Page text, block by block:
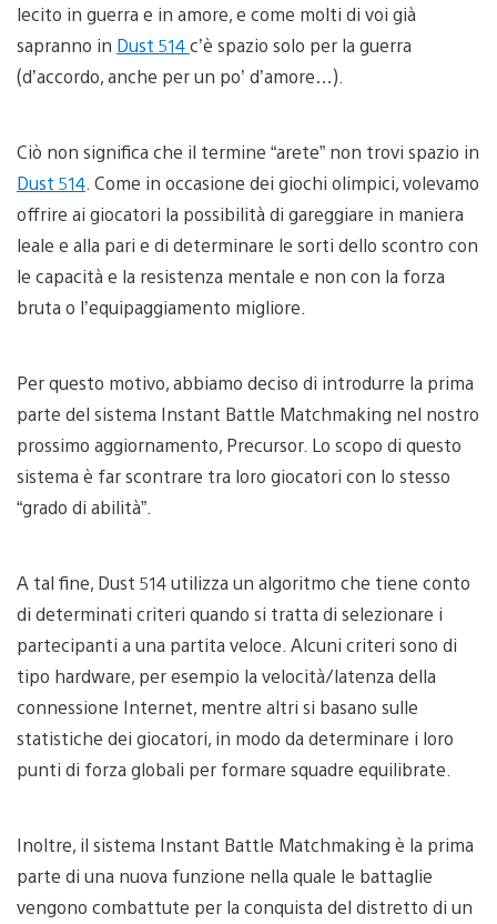
lecito in guerra e in amore, e come molti di voi già
sapranno in Dust 514c’è spazio solo per la guerra
(d’accordo, anche per un po’ d’amore…).
Ciò non significa che il termine “arete” non trovi spazio in
Dust 514 . Come in occasione dei giochi olimpici, volevamo
offrire ai giocatori la possibilità di gareggiare in maniera
leale e alla pari e di determinare le sorti dello scontro con
le capacità e la resistenza mentale e non con la forza
bruta o l’equipaggiamento migliore.
Per questo motivo, abbiamo deciso di introdurre la prima
parte del sistema Instant Battle Matchmaking nel nostro
prossimo aggiornamento, Precursor. Lo scopo di questo
sistema è far scontrare tra loro giocatori con lo stesso
“grado di abilità”.
A tal fine, Dust 514 utilizza un algoritmo che tiene conto
di determinati criteri quando si tratta di selezionare i
partecipanti a una partita veloce. Alcuni criteri sono di
tipo hardware, per esempio la velocità/latenza della
connessione Internet, mentre altri si basano sulle
statistiche dei giocatori, in modo da determinare i loro
punti di forza globali per formare squadre equilibrate.
Inoltre, il sistema Instant Battle Matchmaking è la prima
parte di una nuova funzione nella quale le battaglie
vengono combattute per la conquista del distretto di un